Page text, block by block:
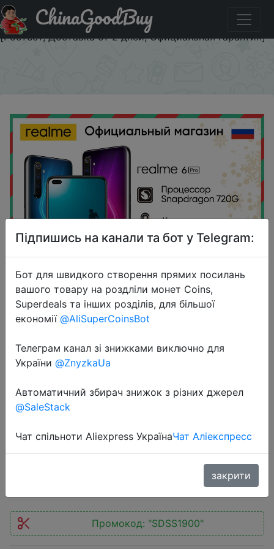
Паридбати з промокодом SDSS1900 Смартфон realme 6
Pro 128 ГБ RU [Snapdragon 720G, Квадрокамера 64 Мп]
[Ростест, Доставка от 2 дней, Официальная гарантия]
ChinaGoodBuy
2020-12-28
[Snapdragon 720G, Квадрокамера
64 Мп] [Ростест, Доставка от 2
дней, Официальная гарантия]
Промокод: "SDSS1900"
Підпишись на канали та бот у Telegram:
Бот для швидкого створення прямих посилань
вашого товару на роздліли монет Coins,
Superdeals та інших розділів, для більшої
економії @AliSuperCoinsBot
Телеграм канал зі знижками виключно для
України @ZnyzkaUa
Автоматичний збирач знижок з різних джерел
@SaleStack
Чат спільноти Aliexpress УкраїнаЧат Аліекспресс
закрити